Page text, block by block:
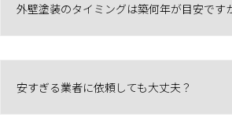
外壁塗装のタイミングは築何年が目安です
安すぎる業者に依頼しても大丈夫？